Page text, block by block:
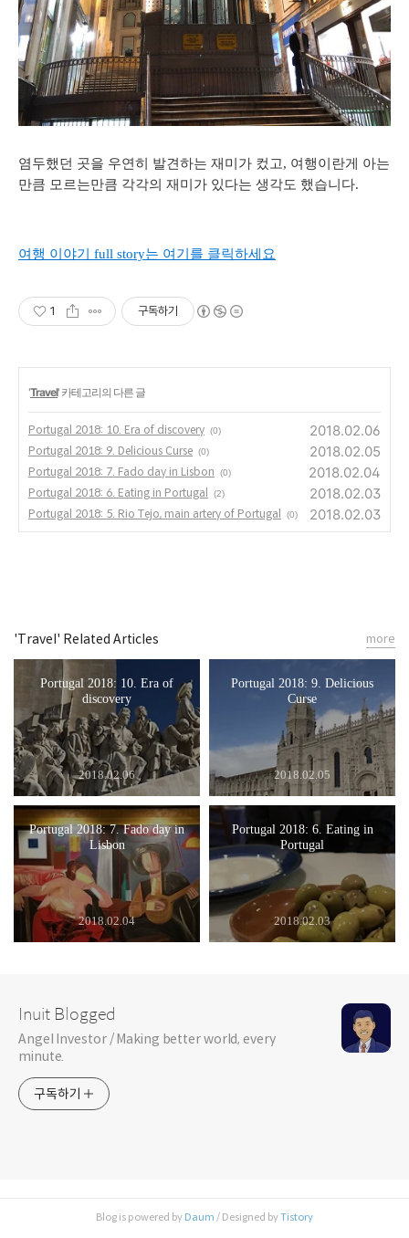
염두했던 곳을 우연히 발견하는 재미가 컸고, 여행이란게 아는
만큼 모르는만큼 각각의 재미가 있다는 생각도 했습니다.
여행 이야기 full story는 여기를 클릭하세요
1 구독하기
'Travel' 카테고리의 다른 글
Portugal 2018: 10. Era of discovery (0) 2018.02.06
Portugal 2018: 9. Delicious Curse (0) 2018.02.05
Portugal 2018: 7. Fado day in Lisbon (0) 2018.02.04
Portugal 2018: 6. Eating in Portugal (2) 2018.02.03
Portugal 2018: 5. Rio Tejo, main artery of Portugal (0) 2018.02.03
'Travel' Related Articles
Portugal 2018: 10. Era of
discovery
2018.02.06
Portugal 2018: 9. Delicious
Curse
2018.02.05
Portugal 2018: 7. Fado day in
Lisbon
2018.02.04
Portugal 2018: 6. Eating in
Portugal
2018.02.03
more
Inuit Blogged
Angel Investor / Making better world, every
minute.
구독하기
Blog is powered by Daum / Designed byTistory